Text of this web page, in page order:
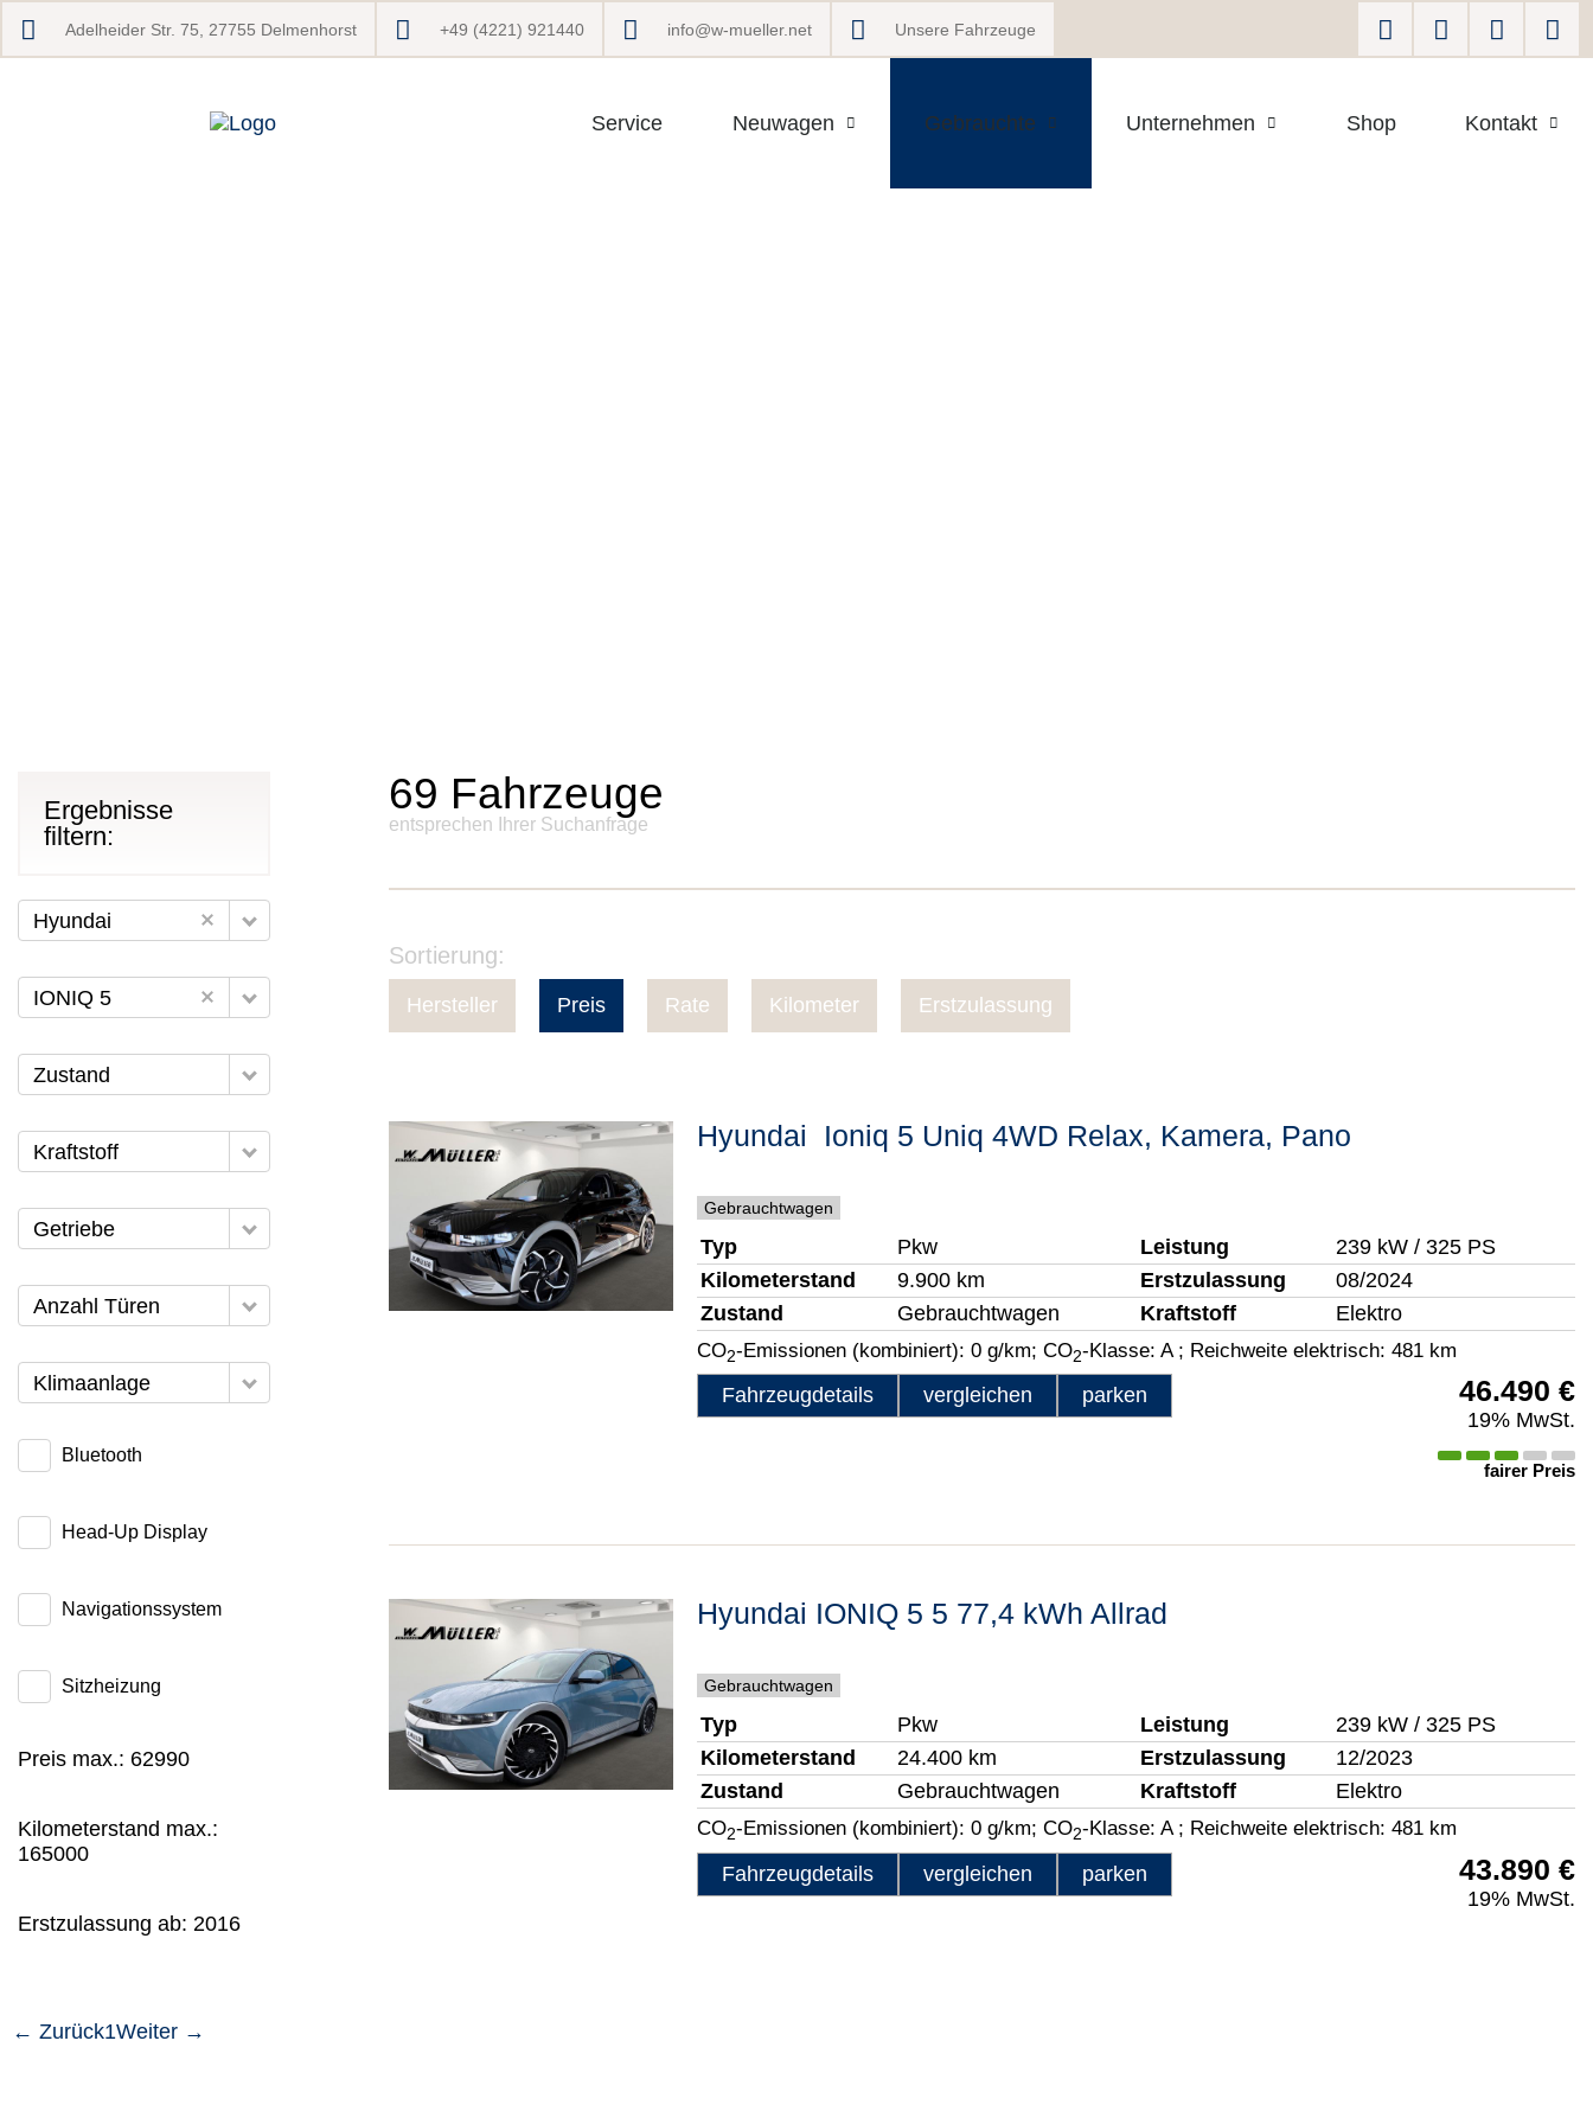
Adelheider Str. 75, 27755 Delmenhorst +49 (4221) 921440 info@w-mueller.net Unsere Fahrzeuge
Service Neuwagen Gebrauchte Unternehmen Shop Kontakt
Ergebnisse
filtern:
Hyundai
IONIQ 5
Zustand
Kraftstoff
Getriebe
Anzahl Türen
Klimaanlage
Bluetooth
Head-Up Display
Navigationssystem
Sitzheizung
Preis max.: 62990
Kilometerstand max.:
165000
Erstzulassung ab: 2016
69 Fahrzeuge
entsprechen Ihrer Suchanfrage
Sortierung:
Hersteller Preis Rate Kilometer Erstzulassung
Hyundai Ioniq 5 Uniq 4WD Relax, Kamera, Pano
Gebrauchtwagen
Typ Pkw Leistung
239 kW / 325 PS
Kilometerstand
9.900 km Erstzulassung
08/2024
Zustand
Gebrauchtwagen Kraftstoff Elektro
CO2-Emissionen (kombiniert):0 g/km;CO2-Klasse:A ; Reichweite elektrisch:481 km
Fahrzeugdetails vergleichen parken 46.490 €
19% MwSt.
fairer Preis
Hyundai IONIQ 5 5 77,4 kWh Allrad
Gebrauchtwagen
Typ Pkw Leistung
239 kW / 325 PS
Kilometerstand
24.400 km Erstzulassung
12/2023
Zustand
Gebrauchtwagen Kraftstoff Elektro
CO2-Emissionen (kombiniert):0 g/km;CO2-Klasse:A ; Reichweite elektrisch:481 km
Fahrzeugdetails vergleichen parken 43.890 €
19% MwSt.
← Zurück1Weiter →